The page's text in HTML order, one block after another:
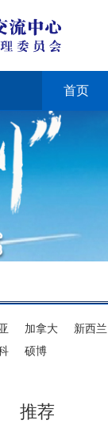
首页
加拿大 新西兰
硕博
推荐